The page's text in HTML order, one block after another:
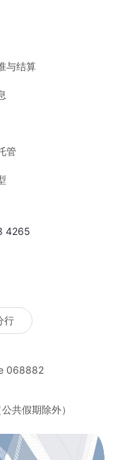
与结算
管
4265
行
068882
共假期除外）